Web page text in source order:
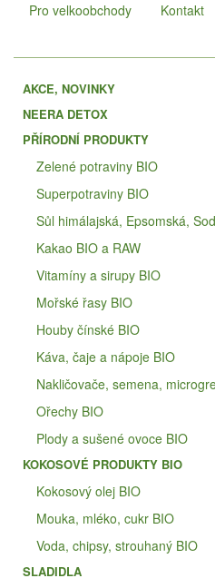
Pro velkoobchody
Kontakt
AKCE, NOVINKY
NEERA DETOX
PŘÍRODNÍ PRODUKTY
Zelené potraviny BIO
Superpotraviny BIO
Sůl himálajská, Epsomská,
Kakao BIO a RAW
Vitamíny a sirupy BIO
Mořské řasy BIO
Houby čínské BIO
Káva, čaje a nápoje BIO
Nakličovače, semena,
Ořechy BIO
Plody a sušené ovoce BIO
KOKOSOVÉ PRODUKTY BIO
Kokosový olej BIO
Mouka, mléko, cukr BIO
Voda, chipsy, strouhaný BIO
SLADIDLA